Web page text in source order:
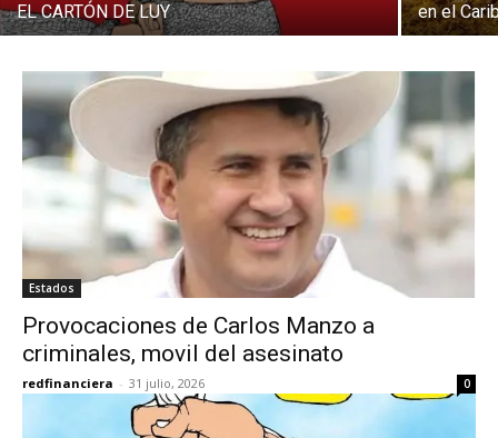
EL CARTÓN DE LUY
en el
Estados
Provocaciones de Carlos Manzo a
criminales, movil del asesinato
redfinanciera - 31 julio, 2026 0